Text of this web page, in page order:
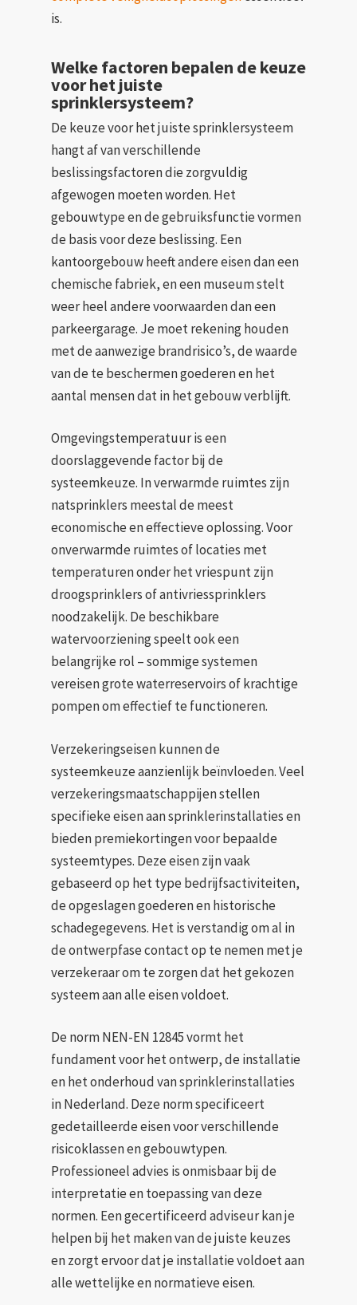
is.
Welke factoren bepalen de keuze
voor het juiste
sprinklersysteem?
De keuze voor het juiste sprinklersysteem
hangt af van verschillende
beslissingsfactoren die zorgvuldig
afgewogen moeten worden. Het
gebouwtype en de gebruiksfunctie vormen
de basis voor deze beslissing. Een
kantoorgebouw heeft andere eisen dan een
chemische fabriek, en een museum stelt
weer heel andere voorwaarden dan een
parkeergarage. Je moet rekening houden
met de aanwezige brandrisico’s, de waarde
van de te beschermen goederen en het
aantal mensen dat in het gebouw verblijft.
Omgevingstemperatuur is een
doorslaggevende factor bij de
systeemkeuze. In verwarmde ruimtes zijn
natsprinklers meestal de meest
economische en effectieve oplossing. Voor
onverwarmde ruimtes of locaties met
temperaturen onder het vriespunt zijn
droogsprinklers of antivriessprinklers
noodzakelijk. De beschikbare
watervoorziening speelt ook een
belangrijke rol – sommige systemen
vereisen grote waterreservoirs of krachtige
pompen om effectief te functioneren.
Verzekeringseisen kunnen de
systeemkeuze aanzienlijk beïnvloeden. Veel
verzekeringsmaatschappijen stellen
specifieke eisen aan sprinklerinstallaties en
bieden premiekortingen voor bepaalde
systeemtypes. Deze eisen zijn vaak
gebaseerd op het type bedrijfsactiviteiten,
de opgeslagen goederen en historische
schadegegevens. Het is verstandig om al in
de ontwerpfase contact op te nemen met je
verzekeraar om te zorgen dat het gekozen
systeem aan alle eisen voldoet.
De norm NEN-EN 12845 vormt het
fundament voor het ontwerp, de installatie
en het onderhoud van sprinklerinstallaties
in Nederland. Deze norm specificeert
gedetailleerde eisen voor verschillende
risicoklassen en gebouwtypen.
Professioneel advies is onmisbaar bij de
interpretatie en toepassing van deze
normen. Een gecertificeerd adviseur kan je
helpen bij het maken van de juiste keuzes
en zorgt ervoor dat je installatie voldoet aan
alle wettelijke en normatieve eisen.